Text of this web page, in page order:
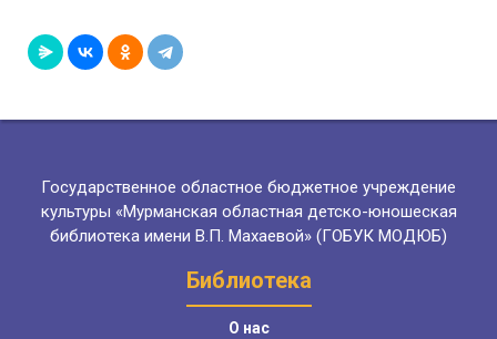
Государственное областное бюджетное учреждение
культуры «Мурманская областная детско-юношеская
библиотека имени В.П. Махаевой» (ГОБУК МОДЮБ)
Библиотека
О нас